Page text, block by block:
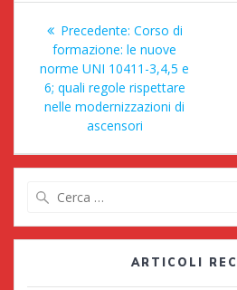
Navigazione
articoli
Precedente: Articolo
precedente:
Corso di
formazione: le nuove
norme UNI 10411-3,4,5 e
6; quali regole rispettare
nelle modernizzazioni di
ascensori
ARTICOLI